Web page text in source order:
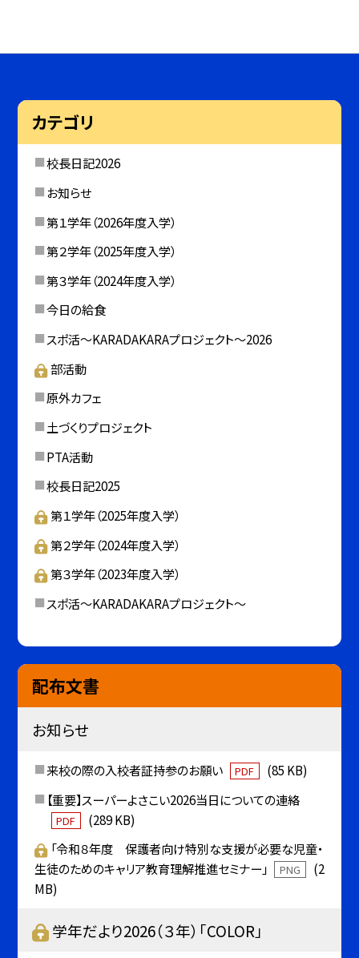
カテゴリ
校長日記2026
お知らせ
第１学年（2026年度入学）
第２学年（2025年度入学）
第３学年（2024年度入学）
今日の給食
スポ活～KARADAKARAプロジェクト～2026
部活動
原外カフェ
土づくりプロジェクト
PTA活動
校長日記2025
第１学年（2025年度入学）
第２学年（2024年度入学）
第３学年（2023年度入学）
スポ活～KARADAKARAプロジェクト～
配布文書
お知らせ
来校の際の入校者証持参のお願い PDF
(85 KB)
【重要】スーパーよさこい2026当日についての連絡
PDF
(289 KB)
「令和８年度 保護者向け特別な支援が必要な児童・
生徒のためのキャリア教育理解推進セミナー」
PNG
(2
MB)
学年だより2026（３年）「COLOR」